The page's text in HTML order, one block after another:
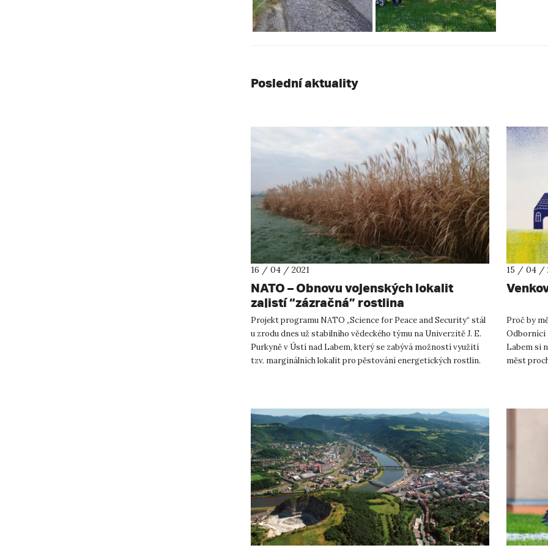
Poslední aktuality
16 / 04 / 2021
NATO – Obnovu vojenských lokalit
zajistí “zázračná” rostlina
Projekt programu NATO „Science for Peace and Security“ stál
u zrodu dnes už stabilního vědeckého týmu na Univerzitě J. E.
Purkyně v Ústí nad Labem, který se zabývá možností využití
tzv. marginálních lokalit pro pěstování energetických rostlin.
15 / 04 /
Proč by
Odborníci
Labem si
měst